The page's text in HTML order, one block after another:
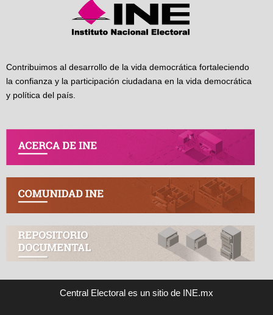
Contribuimos al desarrollo de la vida democrática fortaleciendo
la confianza y la participación ciudadana en la vida democrática
y política del país.
Central Electoral es un sitio de INE.mx